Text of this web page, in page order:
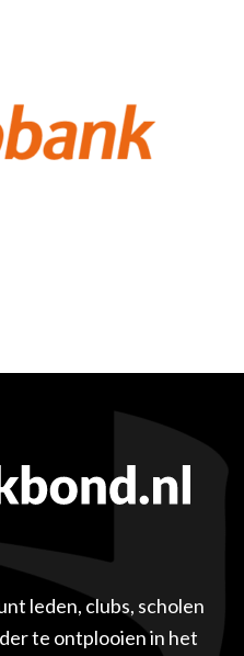
leden, clubs, scholen
te ontplooien in het